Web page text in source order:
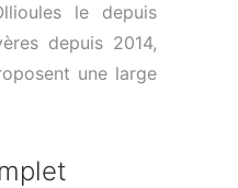
le depuis
depuis 2014,
une large